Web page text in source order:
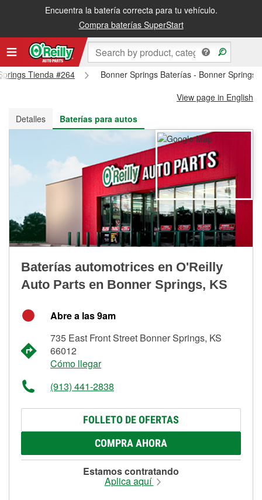
Encuentra la batería correcta para tu vehículo.
Compra baterías SuperStart
Recibe tu orden gratis al día siguiente o recógela en la tienda
Tienda #264
Bonner Springs Baterías - Bonner Springs
View page in English
Detalles
Baterías para autos
Baterías automotrices en O'Reilly
Auto Parts en Bonner Springs, KS
Abre a las 9am
735 East Front Street Bonner Springs, KS
66012
Cómo llegar
(913) 441-2838
FOLLETO DE OFERTAS
COMPRA AHORA
Estamos contratando
Aplica aquí